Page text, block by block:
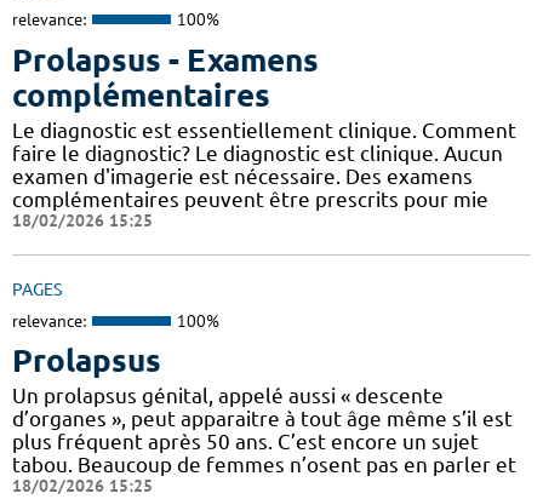
relevance: 100%
Prolapsus - Examens
complémentaires
Le diagnostic est essentiellement clinique. Comment
faire le diagnostic? Le diagnostic est clinique. Aucun
examen d'imagerie est nécessaire. Des examens
complémentaires peuvent être prescrits pour mie
18/02/2026 15:25
PAGES
relevance: 100%
Prolapsus
Un prolapsus génital, appelé aussi « descente
d’organes », peut apparaitre à tout âge même s’il est
plus fréquent après 50 ans. C’est encore un sujet
tabou. Beaucoup de femmes n’osent pas en parler et
18/02/2026 15:25